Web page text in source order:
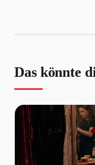
Das könnte